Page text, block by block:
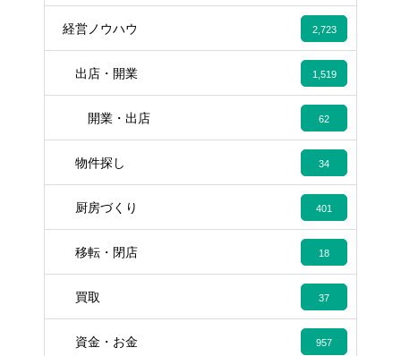
経営ノウハウ 2,723
出店・開業 1,519
開業・出店 62
物件探し 34
厨房づくり 401
移転・閉店 18
買取 37
資金・お金 957